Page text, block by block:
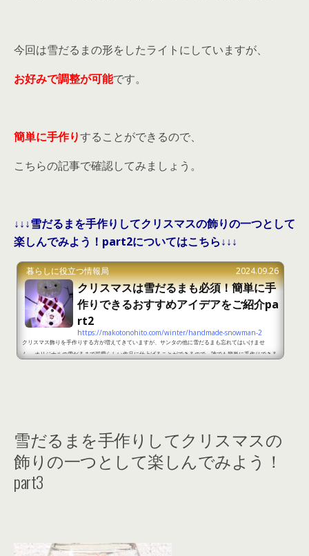
今回は雪だるまの形をしたライトにしていますが、
お好みで調整が可能です。
簡単に手作りすることができるので、
こちらの記事で確認してみましょう。
↓↓↓雪だるまを手作りしてクリスマスの飾りの一つとして
楽しんでみよう！part2についてはこちら↓↓↓
暮らしに役立つ情報局 2024.09.26
クリスマスは雪だるまも必須！簡単に手
作りできるおすすめアイデアをご紹介pa
rt2
https://makotonohito.com/winter/handmade-snowman-2
クリスマス飾りを手作りする方が増えてきていますが、サンタの他に雪だるまも忘れてはいけませ
ん。 オリジナルの雪だるまで可愛らしい作品に仕上げることができるので、誰でも簡単に手作りできる
雪だるまを手作りしてクリスマスの
飾りの一つとして楽しんでみよう！
part3